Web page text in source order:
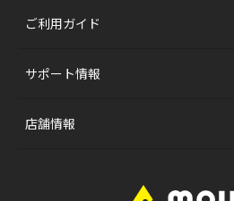
ご利用ガイド
サポート情報
店舗情報